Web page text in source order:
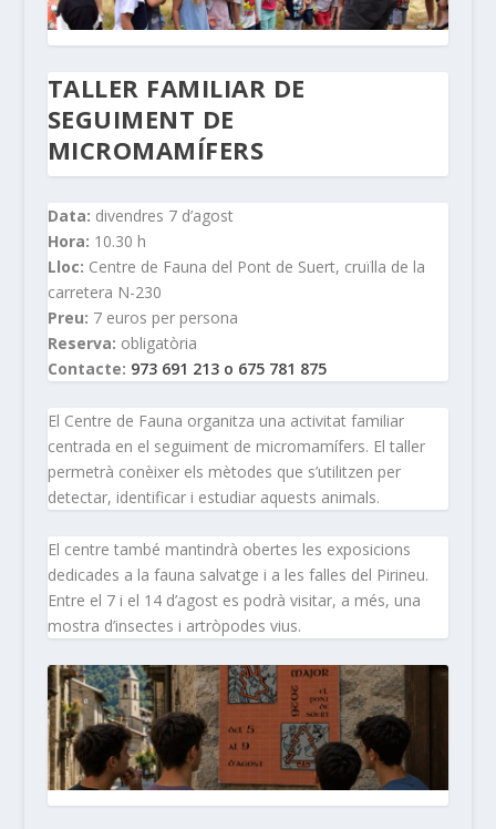
TALLER FAMILIAR DE
SEGUIMENT DE
MICROMAMÍFERS
Data: divendres 7 d’agost
Hora: 10.30 h
Lloc: Centre de Fauna del Pont de Suert, cruïlla de la
carretera N-230
Preu: 7 euros per persona
Reserva: obligatòria
Contacte: 973 691 213 o 675 781 875
El Centre de Fauna organitza una activitat familiar
centrada en el seguiment de micromamífers. El taller
permetrà conèixer els mètodes que s’utilitzen per
detectar, identificar i estudiar aquests animals.
El centre també mantindrà obertes les exposicions
dedicades a la fauna salvatge i a les falles del Pirineu.
Entre el 7 i el 14 d’agost es podrà visitar, a més, una
mostra d’insectes i artròpodes vius.